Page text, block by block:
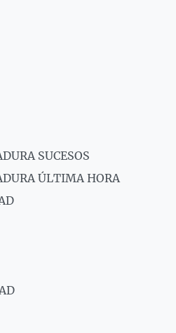
SUCESOS
ÚLTIMA HORA